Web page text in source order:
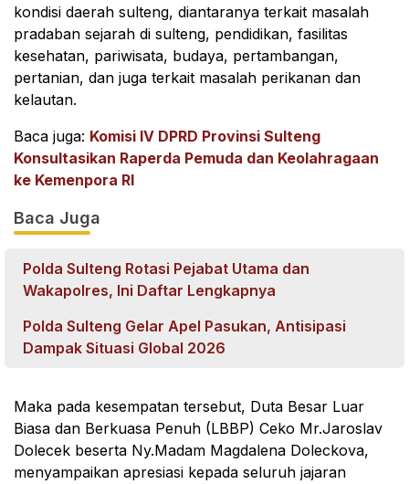
kondisi daerah sulteng, diantaranya terkait masalah
pradaban sejarah di sulteng, pendidikan, fasilitas
kesehatan, pariwisata, budaya, pertambangan,
pertanian, dan juga terkait masalah perikanan dan
kelautan.
Baca juga: Komisi IV DPRD Provinsi Sulteng
Konsultasikan Raperda Pemuda dan Keolahragaan
ke Kemenpora RI
Baca Juga
Polda Sulteng Rotasi Pejabat Utama dan
Wakapolres, Ini Daftar Lengkapnya
Polda Sulteng Gelar Apel Pasukan, Antisipasi
Dampak Situasi Global 2026
Maka pada kesempatan tersebut, Duta Besar Luar
Biasa dan Berkuasa Penuh (LBBP) Ceko Mr.Jaroslav
Dolecek beserta Ny.Madam Magdalena Doleckova,
menyampaikan apresiasi kepada seluruh jajaran